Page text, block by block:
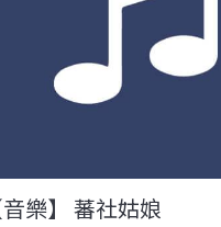
音樂】 蕃社姑娘